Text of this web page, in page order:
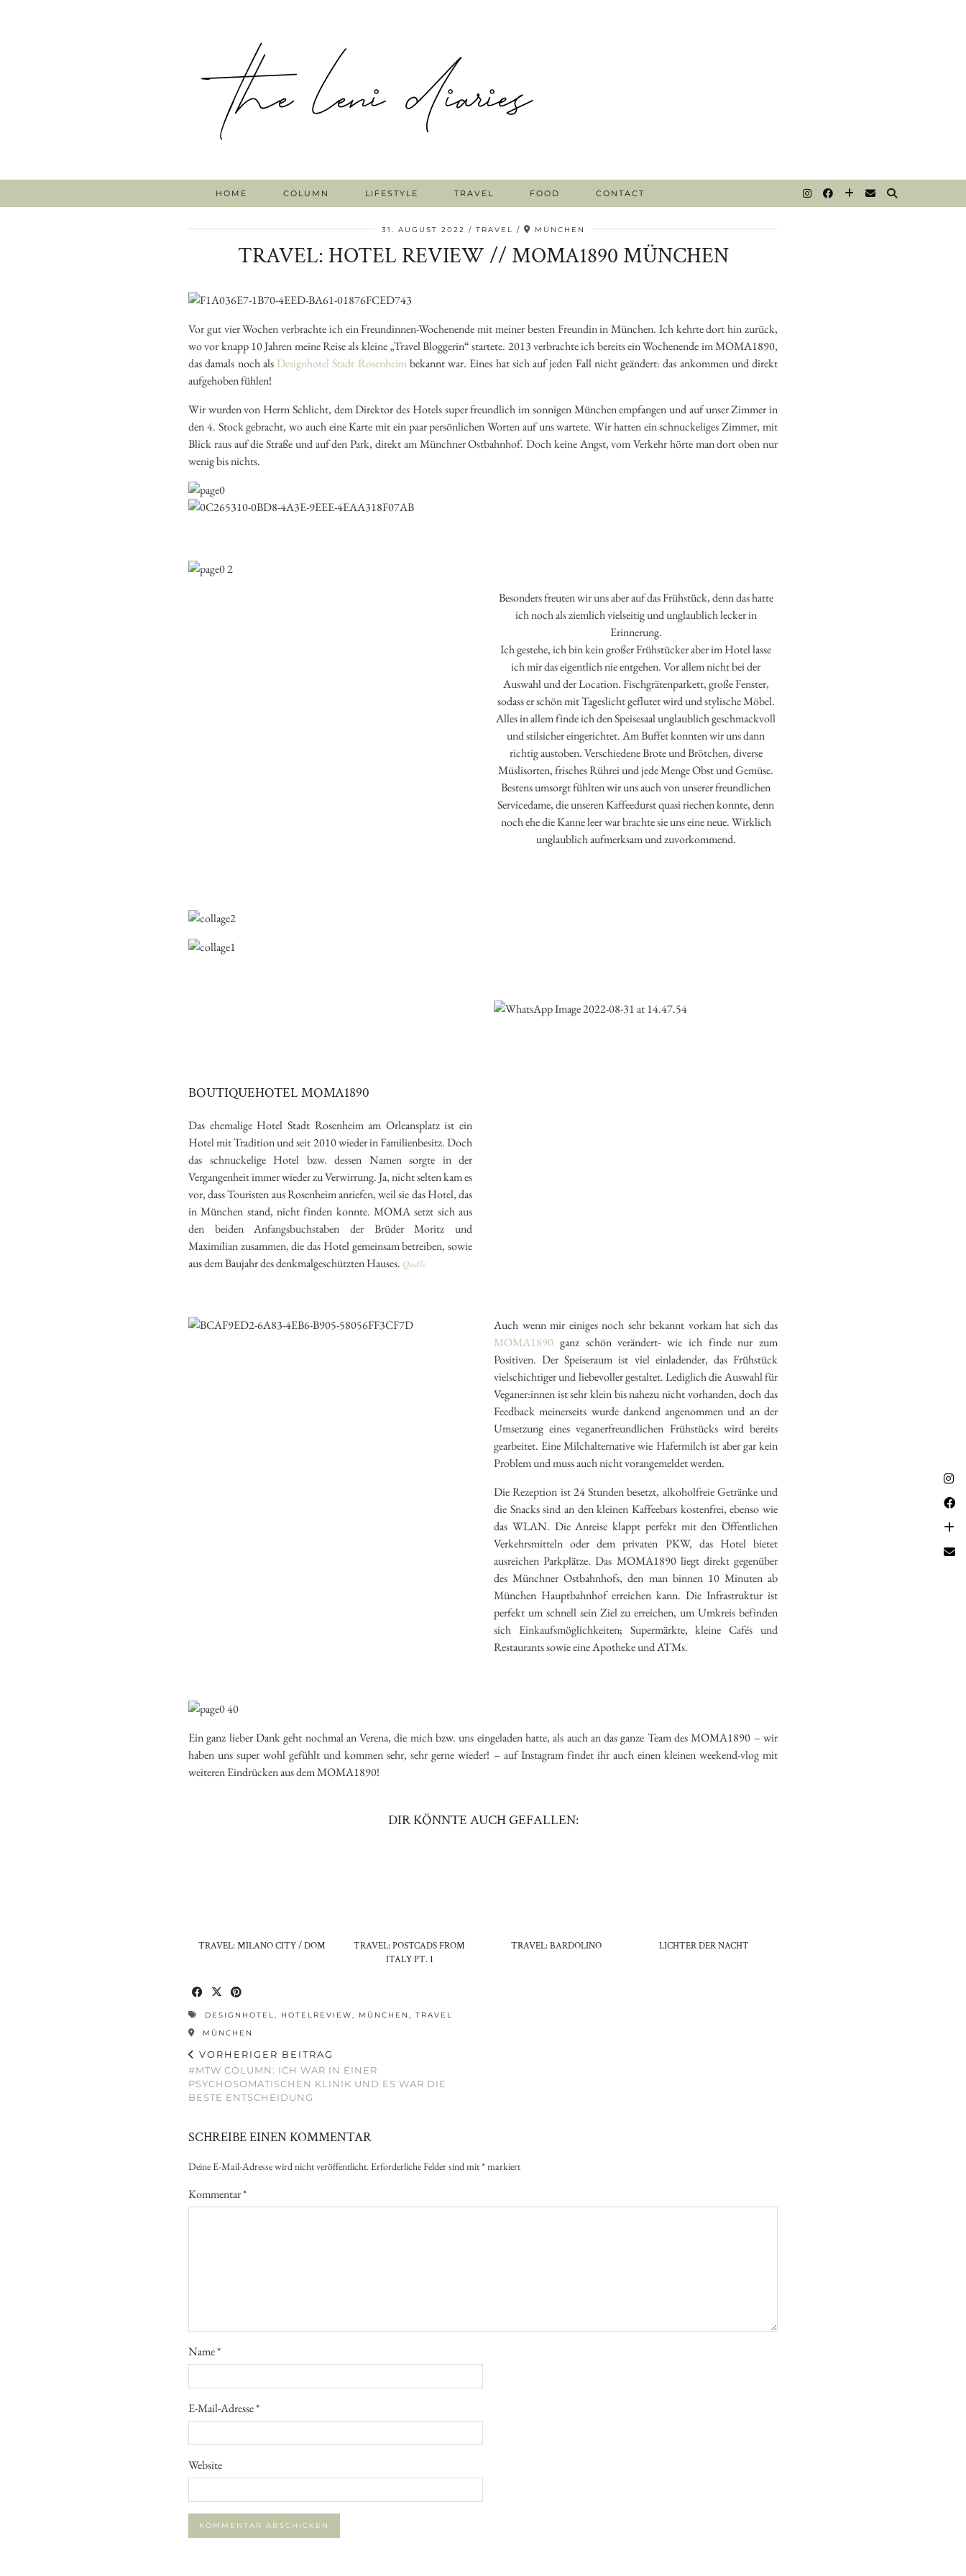
HOME COLUMN LIFESTYLE TRAVEL FOOD CONTACT
31. AUGUST 2022 TRAVEL MÜNCHEN
TRAVEL: HOTEL REVIEW // MOMA1890 MÜNCHEN
Vor gut vier Wochen verbrachte ich ein Freundinnen-Wochenende mit meiner besten Freundin in München. Ich kehrte dort hin zurück,
wo vor knapp 10 Jahren meine Reise als kleine „Travel Bloggerin“ startete. 2013 verbrachte ich bereits ein Wochenende im MOMA1890,
das damals noch als Designhotel Stadt Rosenheimbekannt war. Eines hat sich auf jeden Fall nicht geändert: das ankommen und direkt
aufgehoben fühlen!
Wir wurden von Herrn Schlicht, dem Direktor des Hotels super freundlich im sonnigen München empfangen und auf unser Zimmer in
den 4. Stock gebracht, wo auch eine Karte mit ein paar persönlichen Worten auf uns wartete. Wir hatten ein schnuckeliges Zimmer, mit
Blick raus auf die Straße und auf den Park, direkt am Münchner Ostbahnhof. Doch keine Angst, vom Verkehr hörte man dort oben nur
wenig bis nichts.
Besonders freuten wir uns aber auf das Frühstück, denn das hatte
ich noch als ziemlich vielseitig und unglaublich lecker in
Erinnerung.
Ich gestehe, ich bin kein großer Frühstücker aber im Hotel lasse
ich mir das eigentlich nie entgehen. Vor allem nicht bei der
Auswahl und der Location. Fischgrätenparkett, große Fenster,
sodass er schön mit Tageslicht geflutet wird und stylische Möbel.
Alles in allem finde ich den Speisesaal unglaublich geschmackvoll
und stilsicher eingerichtet. Am Buffet konnten wir uns dann
richtig austoben. Verschiedene Brote und Brötchen, diverse
Müslisorten, frisches Rührei und jede Menge Obst und Gemüse.
Bestens umsorgt fühlten wir uns auch von unserer freundlichen
Servicedame, die unseren Kaffeedurst quasi riechen konnte, denn
noch ehe die Kanne leer war brachte sie uns eine neue. Wirklich
unglaublich aufmerksam und zuvorkommend.
BOUTIQUEHOTEL MOMA1890
Das ehemalige Hotel Stadt Rosenheim am Orleansplatz ist ein
Hotel mit Tradition und seit 2010 wieder in Familienbesitz. Doch
das schnuckelige Hotel bzw. dessen Namen sorgte in der
Vergangenheit immer wieder zu Verwirrung. Ja, nicht selten kam es
vor, dass Touristen aus Rosenheim anriefen, weil sie das Hotel, das
in München stand, nicht finden konnte. MOMA setzt sich aus
den beiden Anfangsbuchstaben der Brüder Moritz und
Maximilian zusammen, die das Hotel gemeinsam betreiben, sowie
aus dem Baujahr des denkmalgeschützten Hauses. Quelle
Auch wenn mir einiges noch sehr bekannt vorkam hat sich das
MOMA1890 ganz schön verändert- wie ich finde nur zum
Positiven. Der Speiseraum ist viel einladender, das Frühstück
vielschichtiger und liebevoller gestaltet. Lediglich die Auswahl für
Veganer:innen ist sehr klein bis nahezu nicht vorhanden, doch das
Feedback meinerseits wurde dankend angenommen und an der
Umsetzung eines veganerfreundlichen Frühstücks wird bereits
gearbeitet. Eine Milchalternative wie Hafermilch ist aber gar kein
Problem und muss auch nicht vorangemeldet werden.
Die Rezeption ist 24 Stunden besetzt, alkoholfreie Getränke und
die Snacks sind an den kleinen Kaffeebars kostenfrei, ebenso wie
das WLAN. Die Anreise klappt perfekt mit den Öffentlichen
Verkehrsmitteln oder dem privaten PKW, das Hotel bietet
ausreichen Parkplätze. Das MOMA1890 liegt direkt gegenüber
des Münchner Ostbahnhofs, den man binnen 10 Minuten ab
München Hauptbahnhof erreichen kann. Die Infrastruktur ist
perfekt um schnell sein Ziel zu erreichen, um Umkreis befinden
sich Einkaufsmöglichkeiten; Supermärkte, kleine Cafés und
Restaurants sowie eine Apotheke und ATMs.
Ein ganz lieber Dank geht nochmal an Verena, die mich bzw. uns eingeladen hatte, als auch an das ganze Team des MOMA1890 – wir
haben uns super wohl gefühlt und kommen sehr, sehr gerne wieder! – auf Instagram findet ihr auch einen kleinen weekend-vlog mit
weiteren Eindrücken aus dem MOMA1890!
DIR KÖNNTE AUCH GEFALLEN:
TRAVEL: MILANO CITY / DOM
TRAVEL: POSTCADS FROM
ITALY PT. 1
TRAVEL: BARDOLINO LICHTER DER NACHT
DESIGNHOTEL, HOTELREVIEW, MÜNCHEN , TRAVEL
MÜNCHEN
VORHERIGER BEITRAG
#MTW COLUMN: ICH WAR IN EINER
PSYCHOSOMATISCHEN KLINIK UND ES WAR DIE
BESTE ENTSCHEIDUNG
SCHREIBE EINEN KOMMENTAR
Deine E-Mail-Adresse wird nicht veröffentlicht.Erforderliche Felder sind mit* markiert
Kommentar*
Name*
E-Mail-Adresse*
Website